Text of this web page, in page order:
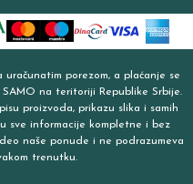
porezom, a plaćanje se
na teritoriji Republike Srbije.
proizvoda, prikazu slika i samih
sve informacije kompletne i bez
naše ponude i ne podrazumeva
trenutku.